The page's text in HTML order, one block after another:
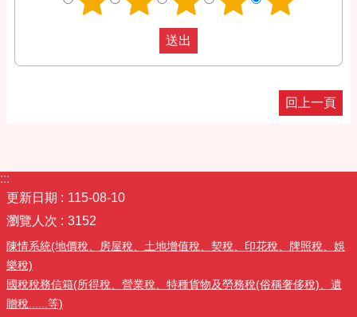
回上一頁
:::
更新日期
115-08-10
瀏覽人次
3152
陳情系統(地價稅、房屋稅、土地增值稅、契稅、印花稅、牌照稅、娛
樂稅)
國稅稅務信箱(所得稅、營業稅、特種貨物及勞務稅(俗稱奢侈稅)、遺
贈稅......等)